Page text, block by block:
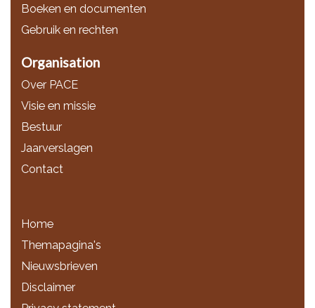
Boeken en documenten
Gebruik en rechten
Organisation
Over PACE
Visie en missie
Bestuur
Jaarverslagen
Contact
Home
Themapagina's
Nieuwsbrieven
Disclaimer